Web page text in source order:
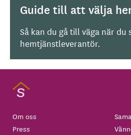
Guide till att välja
Så kan du gå till väga när du
hemtjänstleverantör.
Om oss
Press